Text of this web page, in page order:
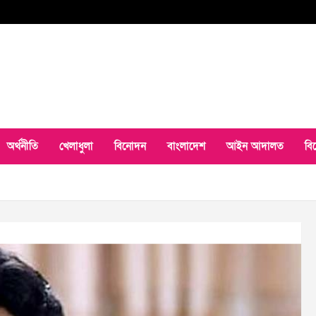
অর্থনীতি খেলাধুলা বিনোদন বাংলাদেশ আইন আদালত